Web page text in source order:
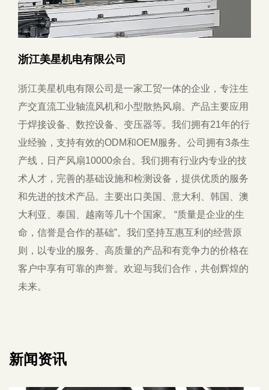
浙江美星机电有限公司
浙江美星机电有限公司是一家工贸一体的企业，专注生
产交直流工业轴流风机和小型散热风扇。产品主要应用
于焊接设备、数控设备、变压器等。我们拥有21年的行
业经验，支持有效的ODM和OEM服务。公司拥有3条生
产线，日产风扇10000余台。我们拥有行业内专业的技
术人才，完善的基础设施和检测设备，提供优质的服务
和先进的技术产品。主要出口美国、意大利、韩国、澳
大利亚、泰国、越南等几十个国家。 “质量是企业的生
命，信誉是合作的基础”。我们坚持互惠互利的经营​​原
则，以专业的服务、高质量的产品和有竞争力的价格在
客户中享有可靠的声誉。欢迎与我们合作，共创辉煌的
未来。
新闻资讯